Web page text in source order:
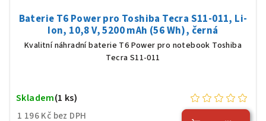
Baterie T6 Power pro Toshiba Tecra S11-011, Li-
Ion, 10,8 V, 5200 mAh (56 Wh), černá
Kvalitní náhradní baterie T6 Power pro notebook Toshiba
Tecra S11-011
1 196 Kč bez DPH
Skladem(1 ks)